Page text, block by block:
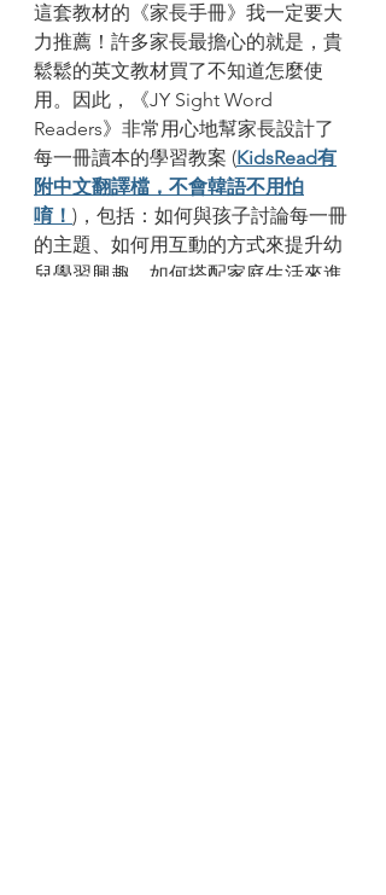
這套教材的《家長手冊》我一定要大
力推薦！許多家長最擔心的就是，貴
鬆鬆的英文教材買了不知道怎麼使
用。因此，《JY Sight Word
Readers》非常用心地幫家長設計了
每一冊讀本的學習教案 (KidsRead有
附中文翻譯檔，不會韓語不用怕
唷！ )，包括：如何與孩子討論每一冊
的主題、如何用互動的方式來提升幼
兒學習興趣、如何搭配家庭生活來進